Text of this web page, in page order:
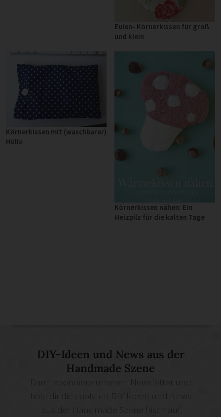
Eulen- Körnerkissen für groß
und klein
Körnerkissen mit (waschbarer)
Hülle
Körnerkissen nähen: Ein
Heizpilz für die kalten Tage
DIY-Ideen und News aus der
Handmade Szene